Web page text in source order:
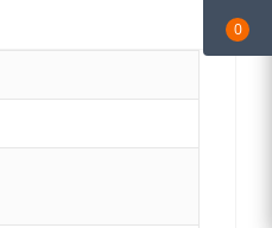
0